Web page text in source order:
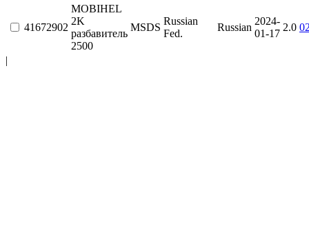
41672902
MOBIHEL
2K
разбавитель
2500
MSDS
Russian
Fed.
Russian
2024-
01-17
2.0
|